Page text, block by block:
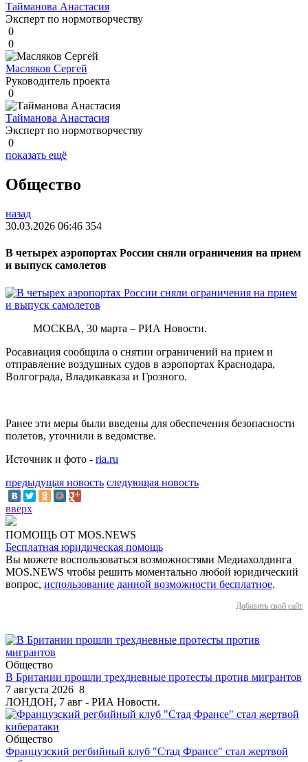
Тайманова Анастасия
Эксперт по нормотворчеству
0
0
Масляков Сергей
Руководитель проекта
0
Тайманова Анастасия
Эксперт по нормотворчеству
0
показать ещё
Общество
назад
30.03.2026 06:46 354
В четырех аэропортах России сняли ограничения на прием
и выпуск самолетов
МОСКВА, 30 марта – РИА Новости.
Росавиация сообщила о снятии ограничений на прием и
отправление воздушных судов в аэропортах Краснодара,
Волгограда, Владикавказа и Грозного.
Ранее эти меры были введены для обеспечения безопасности
полетов, уточнили в ведомстве.
Источник и фото - ria.ru
предыдущая новость следующая новость
вверх
ПОМОЩЬ ОТ MOS.NEWS
Бесплатная юридическая помощь
Вы можете воспользоваться возможностями Медиахолдинга
MOS.NEWS чтобы решить моментально любой юридический
вопрос, использование данной возможности бесплатное.
Добавить свой сайт
Общество
В Британии прошли трехдневные протесты против мигрантов
7 августа 2026 8
ЛОНДОН, 7 авг - РИА Новости.
Общество
Французский регбийный клуб "Стад Франсе" стал жертвой